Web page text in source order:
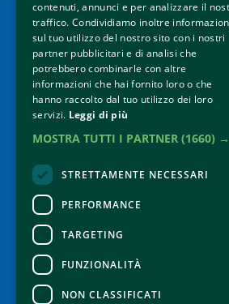
How to reach us
Contacts
P.IVA 01133440410
Privacy Policy
Contacts
For information and support in
Click here
For information on the program
contact the
contenuti, annunci e per analizzare il
traffico. Condividiamo inoltre
sul tuo utilizzo del nostro sito con i nostri
partner pubblicitari e di analisi che
potrebbero combinarle con altre
informazioni che hai fornito loro o che
hanno raccolto dal tuo utilizzo dei loro
servizi. Leggi di più
MOSTRA TUTTI I PARTNER (1660) →
STRETTAMENTE NECESSARI
PERFORMANCE
TARGETING
FUNZIONALITÀ
NON CLASSIFICATI